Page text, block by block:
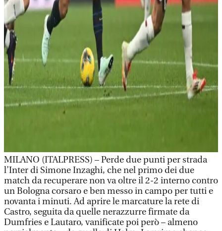
MILANO (ITALPRESS) – Perde due punti per strada
l’Inter di Simone Inzaghi, che nel primo dei due
match da recuperare non va oltre il 2-2 interno contro
un Bologna corsaro e ben messo in campo per tutti e
novanta i minuti. Ad aprire le marcature la rete di
Castro, seguita da quelle nerazzurre firmate da
Dumfries e Lautaro, vanificate poi però – almeno